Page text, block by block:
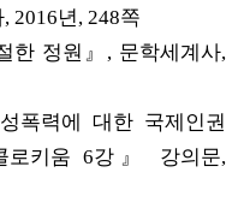
2016년, 248쪽
한 정원』, 문학세계사,
폭력에 대한 국제인권
로키움 6강』 강의문,